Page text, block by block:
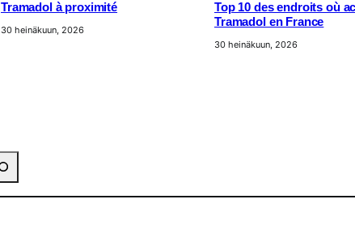
Tramadol à proximité
30 heinäkuun, 2026
Top 10 des endroits où
Tramadol en France
30 heinäkuun, 2026